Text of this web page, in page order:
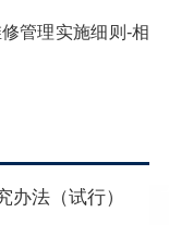
管理实施细则-相
办法（试行）